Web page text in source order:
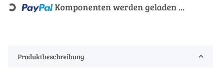
Loading... Komponenten werden geladen ...
Produktbeschreibung